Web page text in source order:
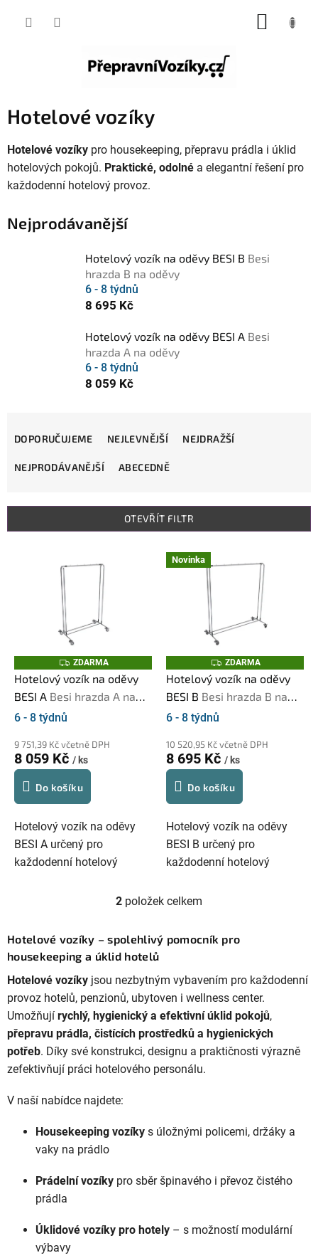
Hotelové vozíky
Hotelové vozíky pro housekeeping, přepravu prádla i úklid
hotelových pokojů. Praktické, odolné a elegantní řešení pro
každodenní hotelový provoz.
Nejprodávanější
Hotelový vozík na oděvy BESI B Besi
hrazda B na oděvy
6 - 8 týdnů
8 695 Kč
Hotelový vozík na oděvy BESI A Besi
hrazda A na oděvy
6 - 8 týdnů
8 059 Kč
a
n
ů
DOPORUČUJEME NEJLEVNĚJŠÍ NEJDRAŽŠÍ
NEJPRODÁVANĚJŠÍ ABECEDNĚ
OTEVŘÍT FILTR
p
o
d
u
k
ů
Z
D
A
R
M
ZDARMA
Hotelový vozík na oděvy
BESI A Besi hrazda A na
oděvy
Průměrné
hodnocení
produktu
je
3,0
5
hvězdiček.
6 - 8 týdnů
9 751,39 Kč včetně DPH
8 059 Kč / ks
Do košíku
Hotelový vozík na oděvy
BESI A určený pro
každodenní hotelový
tichý pohyb po chodbách a
vhodný pro manipulaci s
oděvy hostů i...
Novinka
Z
D
A
R
M
ZDARMA
Hotelový vozík na oděvy
BESI B Besi hrazda B na
oděvy
Průměrné
hodnocení
produktu
je
5,0
5
hvězdiček.
6 - 8 týdnů
10 520,95 Kč včetně DPH
8 695 Kč / ks
Do košíku
Hotelový vozík na oděvy
BESI B určený pro
každodenní hotelový
konstrukce, snadná
vhodné pro intenzivní
používání v zázemí hotelů
O
l
á
d
a
c
í
p
r
v
p
u
2 položek celkem
Hotelové vozíky – spolehlivý pomocník pro
housekeeping a úklid hotelů
Hotelové vozíky jsou nezbytným vybavením pro každodenní
provoz hotelů, penzionů, ubytoven i wellness center.
Umožňují rychlý, hygienický a efektivní úklid pokojů,
přepravu prádla, čistících prostředků a hygienických
potřeb. Díky své konstrukci, designu a praktičnosti výrazně
zefektivňují práci hotelového personálu.
V naší nabídce najdete:
Housekeeping vozíky s úložnými policemi, držáky a
vaky na prádlo
Prádelní vozíky pro sběr špinavého i převoz čistého
prádla
Úklidové vozíky pro hotely – s možností modulární
výbavy